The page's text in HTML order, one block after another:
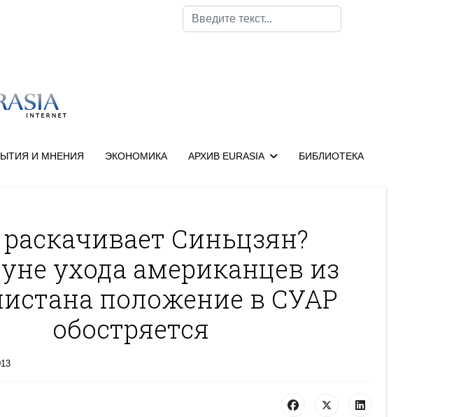
Поиск
И МНЕНИЯ ЭКОНОМИКА АРХИВ EURASIA БИБЛИОТЕКА
Синьцзян?
ухода американцев из
положение в СУАР
обостряется